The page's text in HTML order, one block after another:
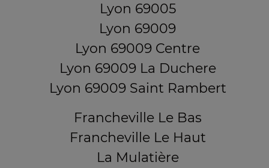
Lyon 69005
Lyon 69009
Lyon 69009 Centre
Lyon 69009 La Duchere
Lyon 69009 Saint Rambert
Francheville Le Bas
Francheville Le Haut
La Mulatière